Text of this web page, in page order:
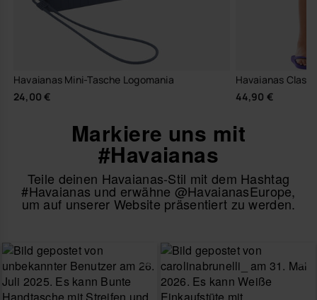
Havaianas Mini-Tasche Logomania
24,00 €
Havaianas
44,90 €
Markiere uns mit
#Havaianas
Teile deinen Havaianas-Stil mit dem Hashtag
#Havaianas und erwähne @HavaianasEurope,
um auf unserer Website präsentiert zu werden.